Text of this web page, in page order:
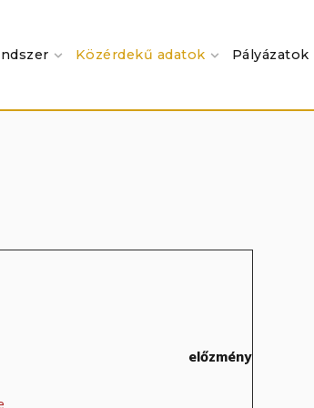
Közérdekű adatok Pályázatok
előzmény